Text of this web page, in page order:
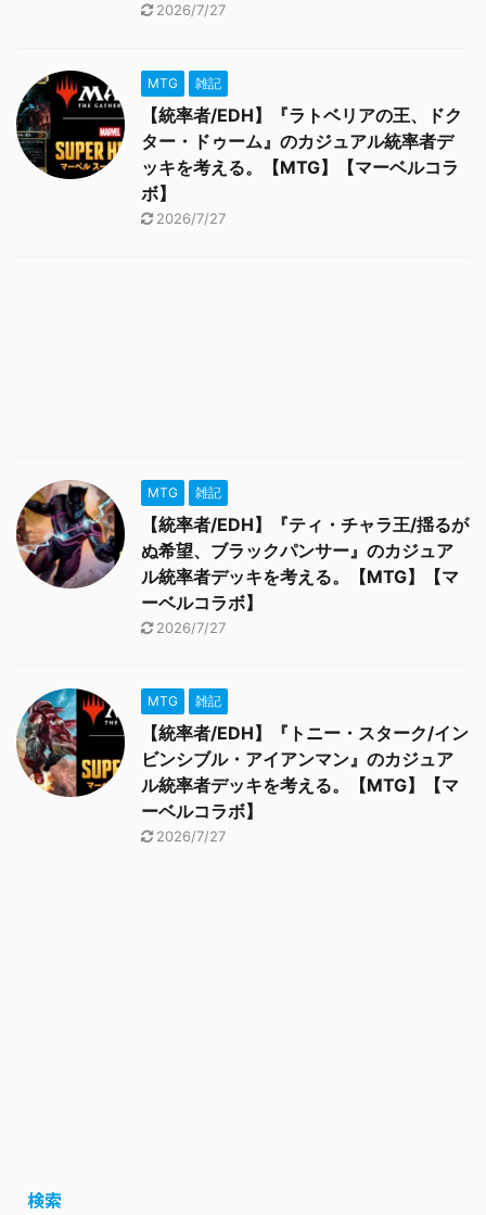
2026/7/27
MTG 雑記
【統率者/EDH】『ラトベリアの王、ドク
ター・ドゥーム』のカジュアル統率者デ
ッキを考える。【MTG】【マーベルコラ
ボ】
2026/7/27
MTG 雑記
【統率者/EDH】『ティ・チャラ王/揺るが
ぬ希望、ブラックパンサー』のカジュア
ル統率者デッキを考える。【MTG】【マ
ーベルコラボ】
2026/7/27
MTG 雑記
【統率者/EDH】『トニー・スターク/イン
ビンシブル・アイアンマン』のカジュア
ル統率者デッキを考える。【MTG】【マ
ーベルコラボ】
2026/7/27
検索